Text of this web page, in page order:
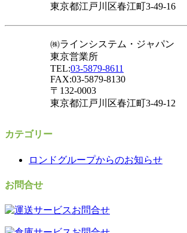
東京都江戸川区春江町3-49-16
㈱ラインシステム・ジャパン
東京営業所
TEL:03-5879-8611
FAX:03-5879-8130
〒132-0003
東京都江戸川区春江町3-49-12
カテゴリー
ロンドグループからのお知らせ
お問合せ